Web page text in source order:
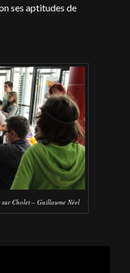
ses aptitudes de
Cholet – Guillaume Néel